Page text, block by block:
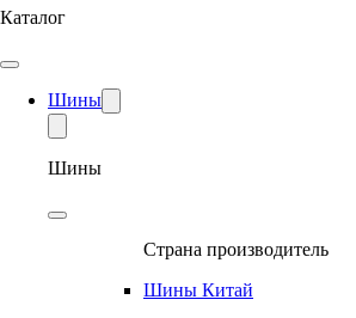
Каталог
Шины
Шины
Страна производитель
Шины Китай